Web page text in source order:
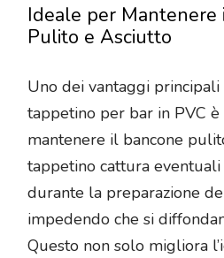
Ideale per Mantenere
Pulito e Asciutto
Uno dei vantaggi
tappetino per bar in PVC è
mantenere il bancone
tappetino cattura
durante la preparazione
impedendo che si
Questo non solo migliora